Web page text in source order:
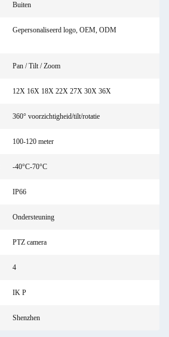
Buiten
Gepersonaliseerd logo, OEM, ODM
Pan / Tilt / Zoom
12X 16X 18X 22X 27X 30X 36X
360° voorzichtigheid/tilt/rotatie
100-120 meter
-40°C-70°C
IP66
Ondersteuning
PTZ camera
4
IK P
Shenzhen